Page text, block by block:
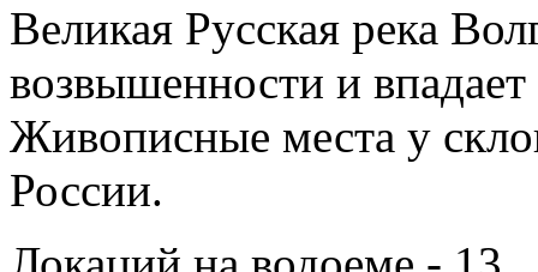
Великая Русская река
возвышенности и
Живописные места у
России.